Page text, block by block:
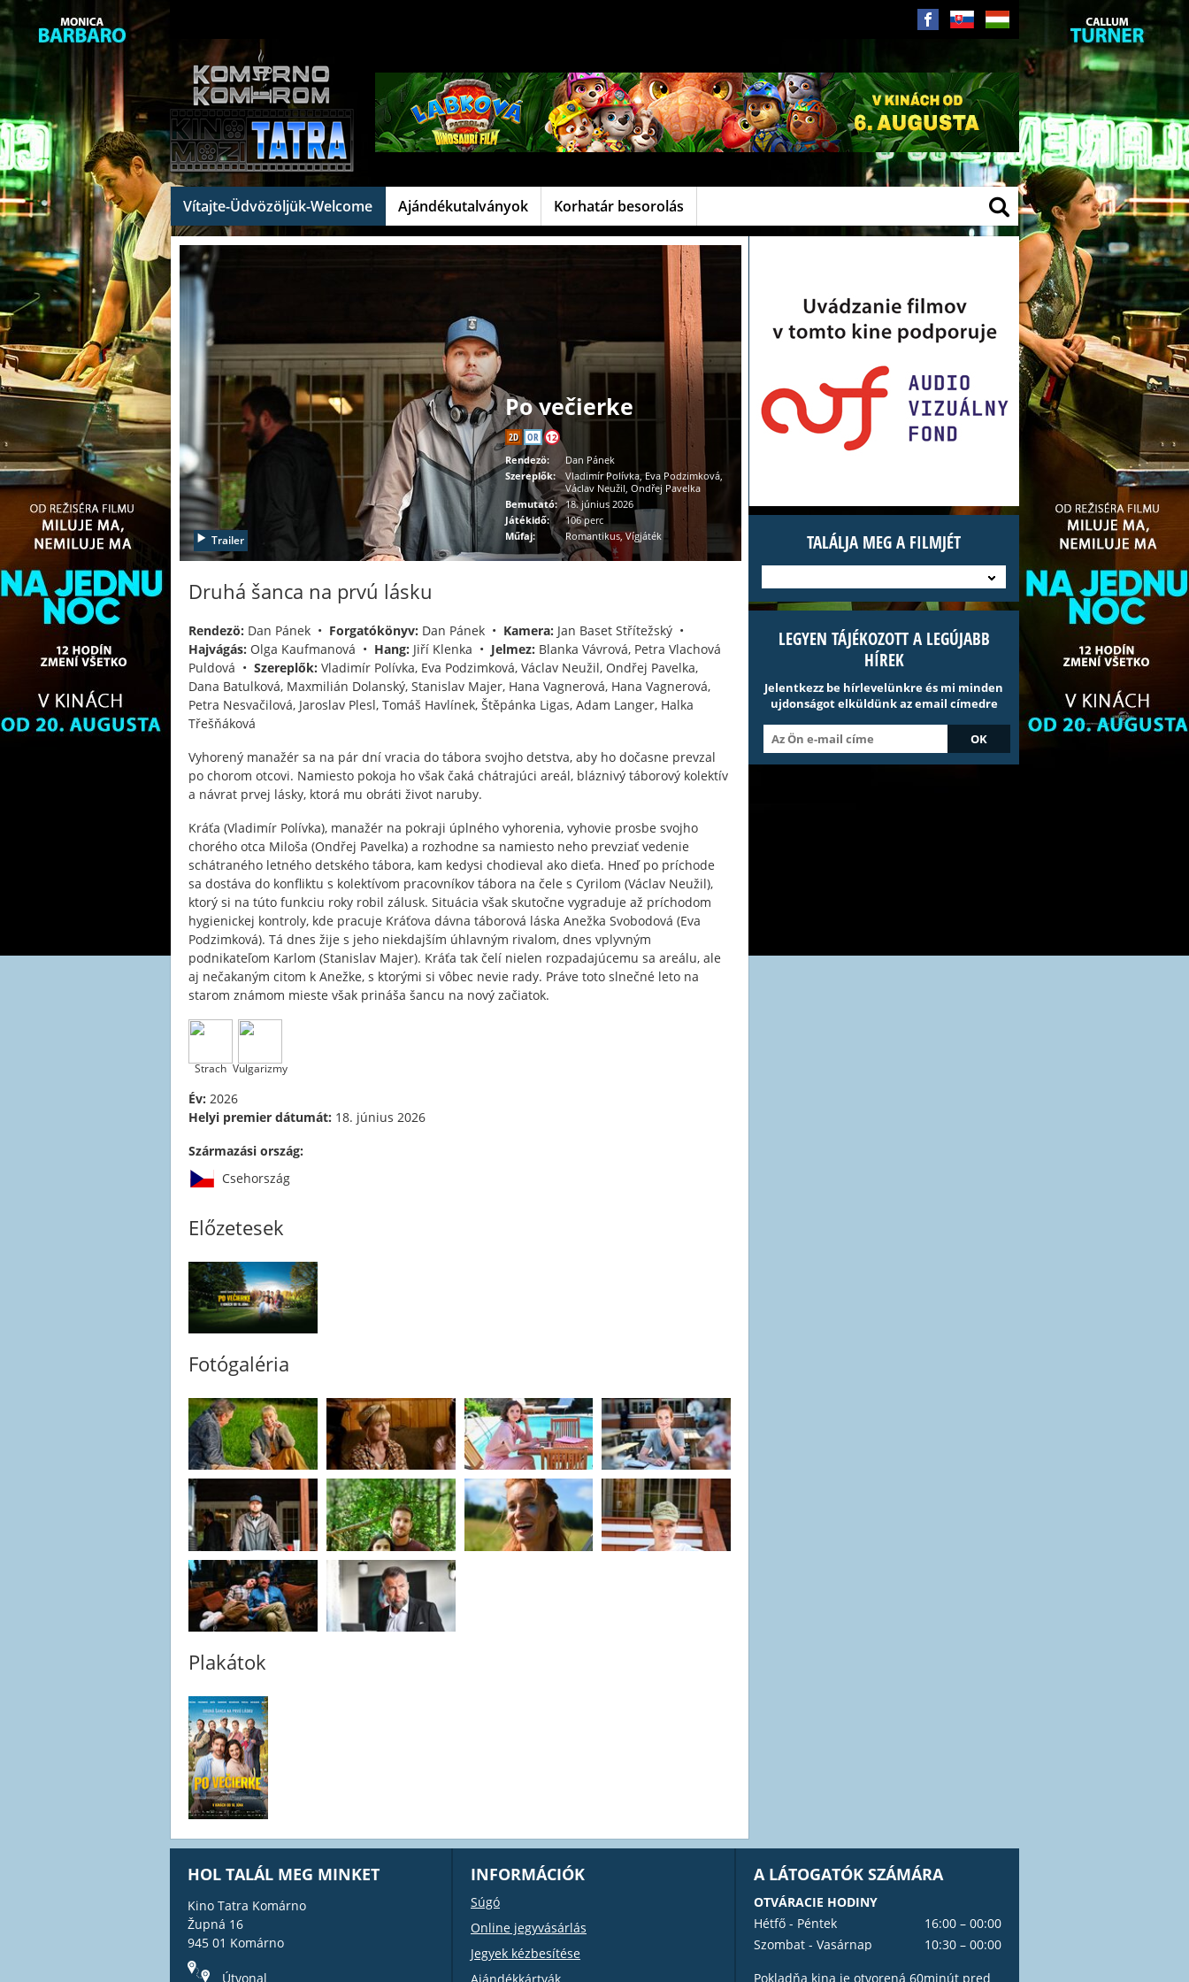
Vítajte-Üdvözöljük-Welcome Ajándékutalványok Korhatár besorolás
Trailer
Po večierke
2D OR 12
Rendezö:
Dan Pánek
Szereplők:
Vladimír Polívka, Eva Podzimková,
Václav Neužil, Ondřej Pavelka
Bemutató: 18. június 2026
Játékidő:
106 perc
Műfaj:
Romantikus, Vígjáték
Druhá šanca na prvú lásku
Rendezö: Dan Pánek • Forgatókönyv: Dan Pánek • Kamera: Jan Baset Střítežský •
Hajvágás: Olga Kaufmanová • Hang: Jiří Klenka • Jelmez: Blanka Vávrová, Petra Vlachová
Puldová • Szereplők: Vladimír Polívka, Eva Podzimková, Václav Neužil, Ondřej Pavelka,
Dana Batulková, Maxmilián Dolanský, Stanislav Majer, Hana Vagnerová, Hana Vagnerová,
Petra Nesvačilová, Jaroslav Plesl, Tomáš Havlínek, Štěpánka Ligas, Adam Langer, Halka
Třešňáková
Vyhorený manažér sa na pár dní vracia do tábora svojho detstva, aby ho dočasne prevzal
po chorom otcovi. Namiesto pokoja ho však čaká chátrajúci areál, bláznivý táborový kolektív
a návrat prvej lásky, ktorá mu obráti život naruby.
Kráťa (Vladimír Polívka), manažér na pokraji úplného vyhorenia, vyhovie prosbe svojho
chorého otca Miloša (Ondřej Pavelka) a rozhodne sa namiesto neho prevziať vedenie
schátraného letného detského tábora, kam kedysi chodieval ako dieťa. Hneď po príchode
sa dostáva do konfliktu s kolektívom pracovníkov tábora na čele s Cyrilom (Václav Neužil),
ktorý si na túto funkciu roky robil zálusk. Situácia však skutočne vygraduje až príchodom
hygienickej kontroly, kde pracuje Kráťova dávna táborová láska Anežka Svobodová (Eva
Podzimková). Tá dnes žije s jeho niekdajším úhlavným rivalom, dnes vplyvným
podnikateľom Karlom (Stanislav Majer). Kráťa tak čelí nielen rozpadajúcemu sa areálu, ale
aj nečakaným citom k Anežke, s ktorými si vôbec nevie rady. Práve toto slnečné leto na
starom známom mieste však prináša šancu na nový začiatok.
Strach Vulgarizmy
Év: 2026
Helyi premier dátumát: 18. június 2026
Származási ország:
Csehország
Előzetesek
Fotógaléria
Plakátok
TALÁLJA MEG A FILMJÉT
LEGYEN TÁJÉKOZOTT A LEGÚJABB
HÍREK
Jelentkezz be hírlevelünkre és mi minden
ujdonságot elküldünk az email címedre
HOL TALÁL MEG MINKET
Kino Tatra Komárno
Župná 16
945 01 Komárno
Útvonal
INFORMÁCIÓK
Súgó
Online jegyvásárlás
Jegyek kézbesítése
A LÁTOGATÓK SZÁMÁRA
OTVÁRACIE HODINY
Hétfő - Péntek
16:00 – 00:00
Szombat - Vasárnap
10:30 – 00:00
Pokladňa kina je otvorená 60minút pred